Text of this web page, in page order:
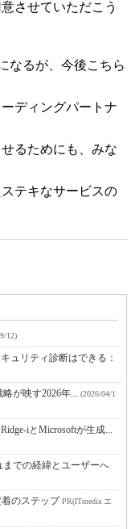
させていただこう
なるが、今後こちら
ディングパートナ
るためにも、みな
テキなサービスの
12)
ュリティ診断はできる：
が映す2026年...
(2026/04/1
iとMicrosoftが生成...
での経緯とユーザーへ
のステップPR(ITmedia エ